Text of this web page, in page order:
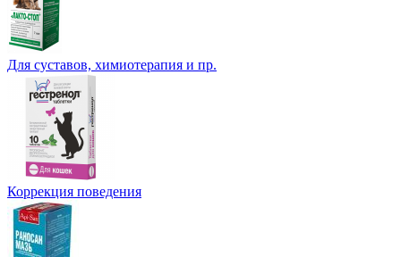
Для суставов, химиотерапия и пр.
Коррекция поведения